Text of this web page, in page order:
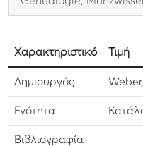
Χαρακτηριστικό Τιμή
Δημιουργός
Ενότητα
Βιβλιογραφία